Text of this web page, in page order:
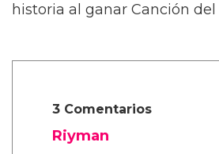
historia al ganar Canción del
3 Comentarios
Riyman